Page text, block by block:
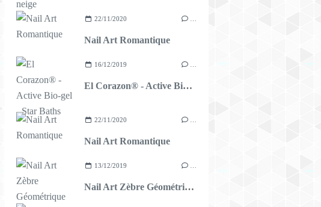
22/11/2020
Nail Art Romantique
16/12/2019
El Corazon® - Active Bio-gel - Star Baths
22/11/2020
Nail Art Romantique
13/12/2019
Nail Art Zèbre Géométrique